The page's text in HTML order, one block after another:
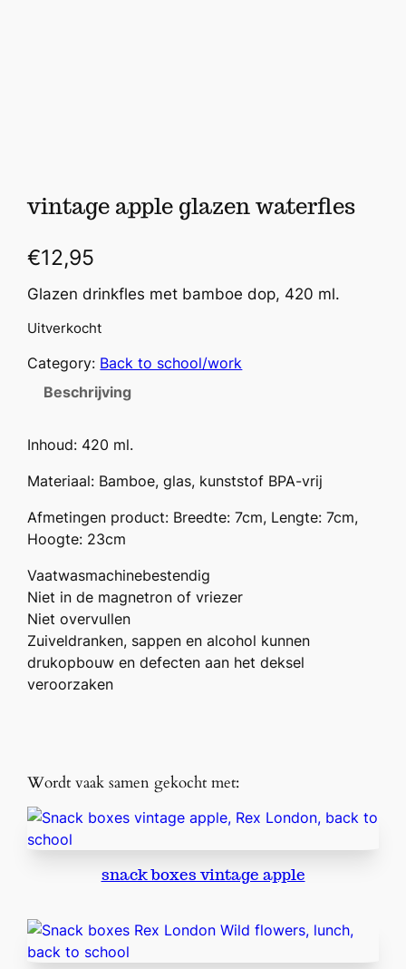
vintage apple glazen waterfles
€12,95
Glazen drinkfles met bamboe dop, 420 ml.
Uitverkocht
Category: Back to school/work
Beschrijving
Inhoud: 420 ml.
Materiaal: Bamboe, glas, kunststof BPA-vrij
Afmetingen product: Breedte: 7cm, Lengte: 7cm,
Hoogte: 23cm
Vaatwasmachinebestendig
Niet in de magnetron of vriezer
Niet overvullen
Zuiveldranken, sappen en alcohol kunnen
drukopbouw en defecten aan het deksel
veroorzaken
Wordt vaak samen gekocht met:
snack boxes vintage apple